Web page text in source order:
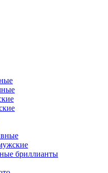
бриллианты